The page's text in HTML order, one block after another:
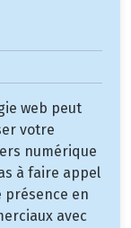
web peut
votre
numérique
à faire appel
présence en
avec